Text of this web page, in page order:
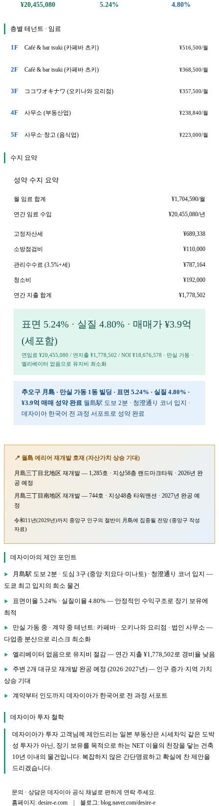
¥20,455,080 5.24% 4.80%
층별 테넌트 · 임료
1F Café & bar tsuki (카페바 츠키) ¥516,500/월
2F Café & bar tsuki (카페바 츠키) ¥368,500/월
3F ココワオキナワ (오키나와 요리점) ¥357,500/월
4F 사무소 (부동산업) ¥238,840/월
5F 사무소·창고 (음식업) ¥223,000/월
수지 요약
성약 수지 요약
월 임료 합계 ¥1,704,590/월
연간 임료 수입 ¥20,455,080/년
고정자산세 ¥689,338
소방점검비 ¥110,000
관리수수료 (3.5%+세) ¥787,164
청소비 ¥192,000
연간 지출 합계 ¥1,778,502
표면 5.24% · 실질 4.80% · 매매가 ¥3.9억
(세포함)
연임료 ¥20,455,080 / 연지출 ¥1,778,502 / NOI ¥18,676,578 · 만실 가동 ·
엘리베이터 없음으로 유지비 최소화
추오구 月島 · 만실 가동 1동 빌딩 · 표면 5.24% · 실질 4.80% ·
¥3.9억 매매 성약 완료 월島駅 도보 2분 · 청澄通り 코너 입지 ·
데자이아 한국어 전 과정 서포트로 성약 완료
📍 월島 에리어 재개발 호재 (자산가치 상승 기대)
月島三丁目北地区 재개발 — 1,285호 · 지상58층 랜드마크타워 · 2026년 완
공 예정
月島三丁目南地区 재개발 — 744호 · 지상48층 타워맨션 · 2027년 완공 예
정
令和11년(2029년)까지 중앙구 인구의 절반이 月島에 집중될 전망 (중앙구 작성
자료)
데자이아의 제안 포인트
月島駅 도보 2분 · 도심 3구 (중앙·치요다·미나토) · 청澄通り 코너 입지 —
도쿄 최고 입지의 희소 물건
표면이율 5.24% · 실질이율 4.80% — 안정적인 수익구조로 장기 보유에
최적
만실 가동 중 · 계약 중 테넌트: 카페바 · 오키나와 요리점 · 법인 사무소 —
다업종 분산으로 리스크 최소화
엘리베이터 없음으로 유지비 절감 — 연간 지출 ¥1,778,502로 경비율 낮음
주변 2개 대규모 재개발 완공 예정 (2026·2027년) — 인구 증가·지역 가치
상승 기대
계약부터 인도까지 데자이아가 한국어로 전 과정 서포트
데자이아 투자 철학
데자이아가 투자 고객님께 제안드리는 일본 부동산은 시세차익 같은 도박
성 투자가 아닌, 장기 보유를 목적으로 하는 NET 이율의 천장을 닿는 건축
10년 이내의 물건입니다. 복잡하지 않은 간단명료하고 확실에 찬 제안을
드리겠습니다.
문의 · 상담은 데자이아 공식 채널로 편하게 연락 주세요.
홈페이지: desire-e.com | 블로그: blog.naver.com/desire-e